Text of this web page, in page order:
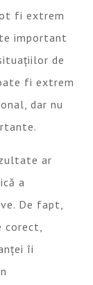
fi extrem
important
de
fi extrem
dar nu
ar
a
De fapt,
îi